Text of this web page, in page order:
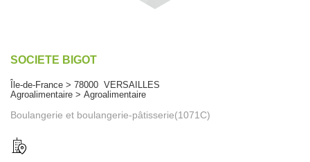
SOCIETE BIGOT
Île-de-France > 78000 VERSAILLES
Agroalimentaire > Agroalimentaire
Boulangerie et boulangerie-pâtisserie(1071C)